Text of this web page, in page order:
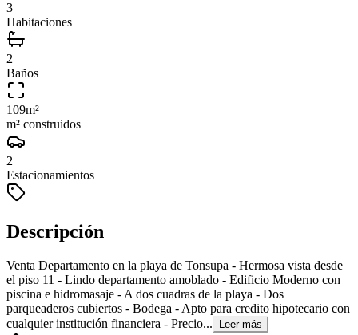
3
Habitaciones
2
Baños
109m²
m² construidos
2
Estacionamientos
Descripción
Venta Departamento en la playa de Tonsupa - Hermosa vista desde
el piso 11 - Lindo departamento amoblado - Edificio Moderno con
piscina e hidromasaje - A dos cuadras de la playa - Dos
parqueaderos cubiertos - Bodega - Apto para credito hipotecario con
cualquier institución financiera - Precio...
Leer más